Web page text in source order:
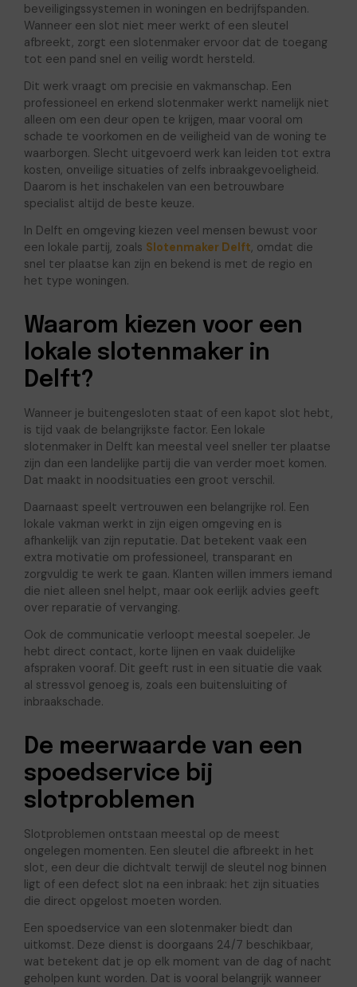
beveiligingssystemen in woningen en bedrijfspanden.
Wanneer een slot niet meer werkt of een sleutel
afbreekt, zorgt een slotenmaker ervoor dat de toegang
tot een pand snel en veilig wordt hersteld.
Dit werk vraagt om precisie en vakmanschap. Een
professioneel en erkend slotenmaker werkt namelijk niet
alleen om een deur open te krijgen, maar vooral om
schade te voorkomen en de veiligheid van de woning te
waarborgen. Slecht uitgevoerd werk kan leiden tot extra
kosten, onveilige situaties of zelfs inbraakgevoeligheid.
Daarom is het inschakelen van een betrouwbare
specialist altijd de beste keuze.
In Delft en omgeving kiezen veel mensen bewust voor
een lokale partij, zoals Slotenmaker Delft, omdat die
snel ter plaatse kan zijn en bekend is met de regio en
het type woningen.
Waarom kiezen voor een
lokale slotenmaker in
Delft?
Wanneer je buitengesloten staat of een kapot slot hebt,
is tijd vaak de belangrijkste factor. Een lokale
slotenmaker in Delft kan meestal veel sneller ter plaatse
zijn dan een landelijke partij die van verder moet komen.
Dat maakt in noodsituaties een groot verschil.
Daarnaast speelt vertrouwen een belangrijke rol. Een
lokale vakman werkt in zijn eigen omgeving en is
afhankelijk van zijn reputatie. Dat betekent vaak een
extra motivatie om professioneel, transparant en
zorgvuldig te werk te gaan. Klanten willen immers iemand
die niet alleen snel helpt, maar ook eerlijk advies geeft
over reparatie of vervanging.
Ook de communicatie verloopt meestal soepeler. Je
hebt direct contact, korte lijnen en vaak duidelijke
afspraken vooraf. Dit geeft rust in een situatie die vaak
al stressvol genoeg is, zoals een buitensluiting of
inbraakschade.
De meerwaarde van een
spoedservice bij
slotproblemen
Slotproblemen ontstaan meestal op de meest
ongelegen momenten. Een sleutel die afbreekt in het
slot, een deur die dichtvalt terwijl de sleutel nog binnen
ligt of een defect slot na een inbraak: het zijn situaties
die direct opgelost moeten worden.
Een spoedservice van een slotenmaker biedt dan
uitkomst. Deze dienst is doorgaans 24/7 beschikbaar,
wat betekent dat je op elk moment van de dag of nacht
geholpen kunt worden. Dat is vooral belangrijk wanneer